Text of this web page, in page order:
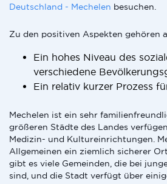
Deutschland - Mechelen besuchen.
Zu den positiven Aspekten gehören
Ein hohes Niveau des
verschiedene
Ein relativ kurzer Prozess
Mechelen ist ein sehr
größeren Städte des Landes
Medizin- und Kultureinrichtungen.
Allgemeinen ein ziemlich sicherer
gibt es viele Gemeinden, die bei
sind, und die Stadt verfügt über